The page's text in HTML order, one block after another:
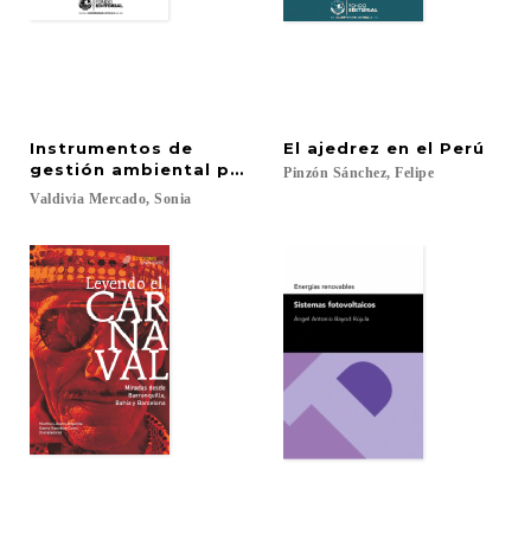
Instrumentos de
gestión ambiental para el sector construcción
Valdivia Mercado, Sonia
El ajedrez en el Perú
Pinzón Sánchez, Felipe